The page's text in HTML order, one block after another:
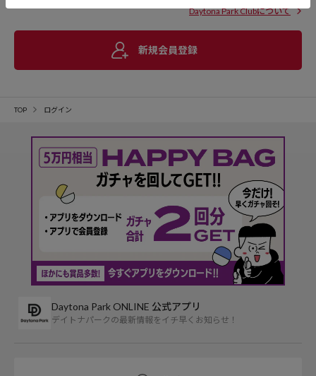
Daytona Park Clubについて
新規会員登録
TOP ログイン
Daytona Park ONLINE 公式アプリ
デイトナパークの最新情報をイチ早くお知らせ！